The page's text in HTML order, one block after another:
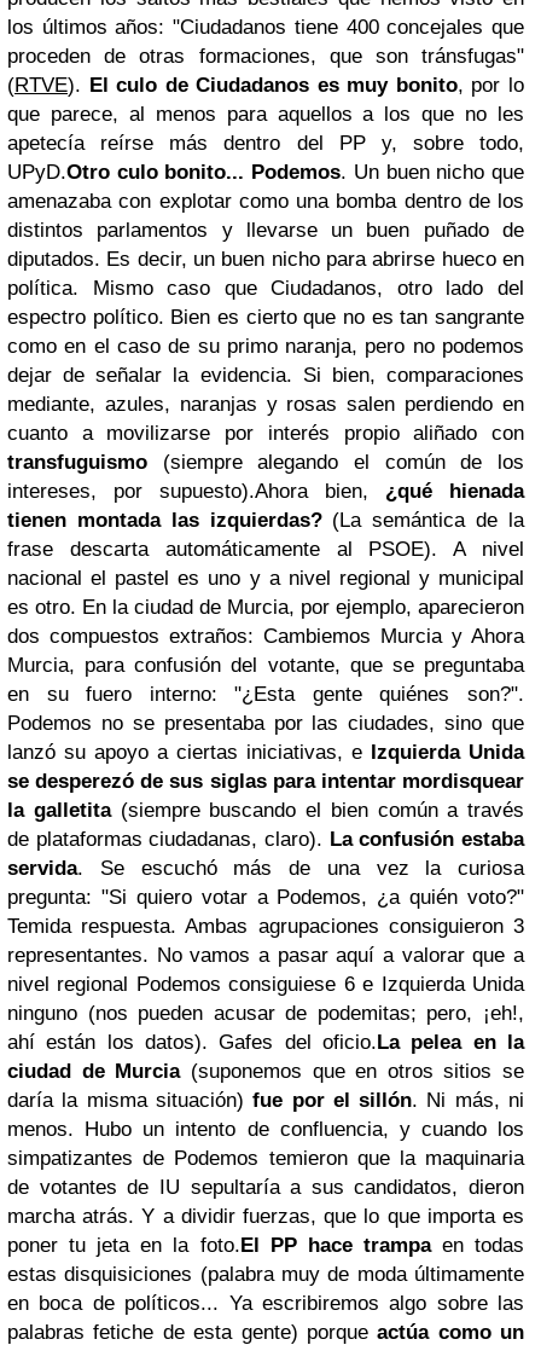
los últimos años: "Ciudadanos tiene 400 concejales que
proceden de otras formaciones, que son tránsfugas"
(RTVE). El culo de Ciudadanos es muy bonito, por lo
que parece, al menos para aquellos a los que no les
apetecía reírse más dentro del PP y, sobre todo,
UPyD.Otro culo bonito... Podemos. Un buen nicho que
amenazaba con explotar como una bomba dentro de los
distintos parlamentos y llevarse un buen puñado de
diputados. Es decir, un buen nicho para abrirse hueco en
política. Mismo caso que Ciudadanos, otro lado del
espectro político. Bien es cierto que no es tan sangrante
como en el caso de su primo naranja, pero no podemos
dejar de señalar la evidencia. Si bien, comparaciones
mediante, azules, naranjas y rosas salen perdiendo en
cuanto a movilizarse por interés propio aliñado con
transfuguismo (siempre alegando el común de los
intereses, por supuesto).Ahora bien, ¿qué hienada
tienen montada las izquierdas? (La semántica de la
frase descarta automáticamente al PSOE). A nivel
nacional el pastel es uno y a nivel regional y municipal
es otro. En la ciudad de Murcia, por ejemplo, aparecieron
dos compuestos extraños: Cambiemos Murcia y Ahora
Murcia, para confusión del votante, que se preguntaba
en su fuero interno: "¿Esta gente quiénes son?".
Podemos no se presentaba por las ciudades, sino que
lanzó su apoyo a ciertas iniciativas, e Izquierda Unida
se desperezó de sus siglas para intentar mordisquear
la galletita (siempre buscando el bien común a través
de plataformas ciudadanas, claro). La confusión estaba
servida. Se escuchó más de una vez la curiosa
pregunta: "Si quiero votar a Podemos, ¿a quién voto?"
Temida respuesta. Ambas agrupaciones consiguieron 3
representantes. No vamos a pasar aquí a valorar que a
nivel regional Podemos consiguiese 6 e Izquierda Unida
ninguno (nos pueden acusar de podemitas; pero, ¡eh!,
ahí están los datos). Gafes del oficio.La pelea en la
ciudad de Murcia(suponemos que en otros sitios se
daría la misma situación)fue por el sillón. Ni más, ni
menos. Hubo un intento de confluencia, y cuando los
simpatizantes de Podemos temieron que la maquinaria
de votantes de IU sepultaría a sus candidatos, dieron
marcha atrás. Y a dividir fuerzas, que lo que importa es
poner tu jeta en la foto.El PP hace trampaen todas
estas disquisiciones (palabra muy de moda últimamente
en boca de políticos... Ya escribiremos algo sobre las
palabras fetiche de esta gente) porqueactúa como un